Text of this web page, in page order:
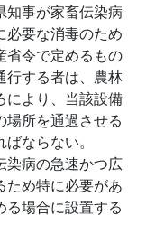
知事が家畜伝染病
必要な消毒のため
省令で定めるもの
行する者は、農林
により、当該設備
場所を通過させる
ならない。
染病の急速かつ広
ため特に必要があ
る場合に設置する